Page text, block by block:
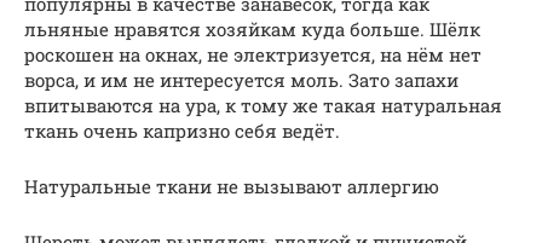
льняные нравятся хозяйкам куда больше. Шёлк
роскошен на окнах, не электризуется, на нём нет
ворса, и им не интересуется моль. Зато запахи
впитываются на ура, к тому же такая натуральная
ткань очень капризно себя ведёт.
Натуральные ткани не вызывают аллергию